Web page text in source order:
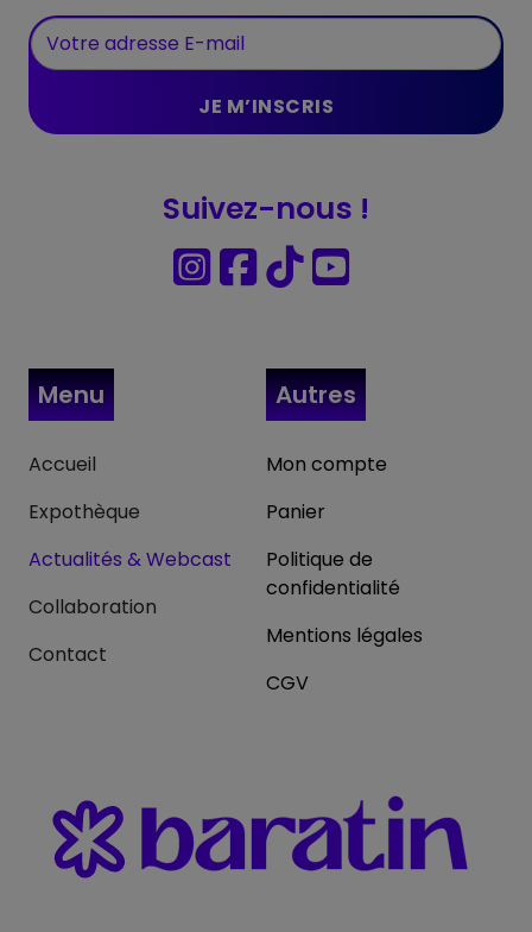
Suivez-nous !
Menu
Accueil
Expothèque
Actualités & Webcast
Collaboration
Contact
Autres
Mon compte
Panier
Politique de
confidentialité
Mentions légales
CGV